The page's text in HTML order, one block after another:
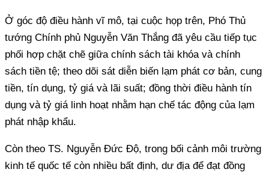
Ở góc độ điều hành vĩ mô, tại cuộc họp trên, Phó Thủ
tướng Chính phủ Nguyễn Văn Thắng đã yêu cầu tiếp tục
phối hợp chặt chẽ giữa chính sách tài khóa và chính
sách tiền tệ; theo dõi sát diễn biến lạm phát cơ bản, cung
tiền, tín dụng, tỷ giá và lãi suất; đồng thời điều hành tín
dụng và tỷ giá linh hoạt nhằm hạn chế tác động của lạm
phát nhập khẩu.
Còn theo TS. Nguyễn Đức Độ, trong bối cảnh môi trường
kinh tế quốc tế còn nhiều bất định, dư địa để đạt đồng